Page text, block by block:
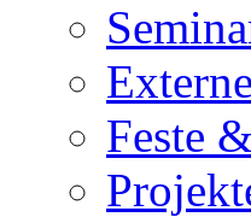
Externe
Feste